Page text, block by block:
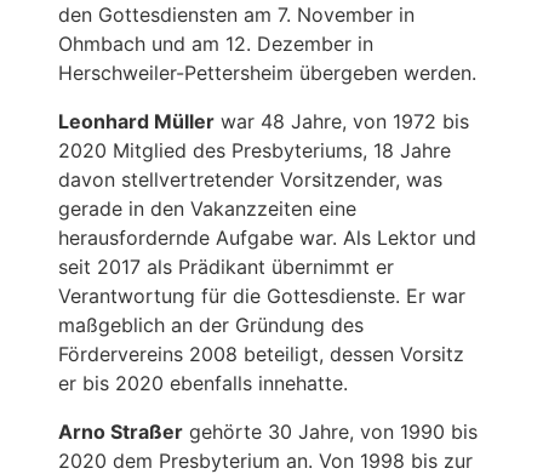
den Gottesdiensten am 7. November in
Ohmbach und am 12. Dezember in
Herschweiler-Pettersheim übergeben werden.
Leonhard Müller war 48 Jahre, von 1972 bis
2020 Mitglied des Presbyteriums, 18 Jahre
davon stellvertretender Vorsitzender, was
gerade in den Vakanzzeiten eine
herausfordernde Aufgabe war. Als Lektor und
seit 2017 als Prädikant übernimmt er
Verantwortung für die Gottesdienste. Er war
maßgeblich an der Gründung des
Fördervereins 2008 beteiligt, dessen Vorsitz
er bis 2020 ebenfalls innehatte.
Arno Straßer gehörte 30 Jahre, von 1990 bis
2020 dem Presbyterium an. Von 1998 bis zur